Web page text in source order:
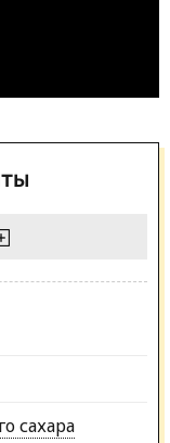
сахара